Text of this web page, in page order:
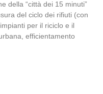
della “città dei 15 minuti”
del ciclo dei rifiuti (con
per il riciclo e il
efficientamento